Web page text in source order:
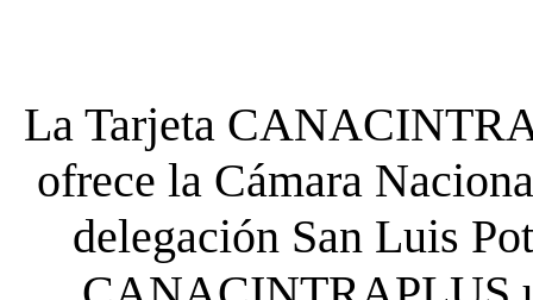
La Tarjeta
ofrece la Cámara
delegación San Luis